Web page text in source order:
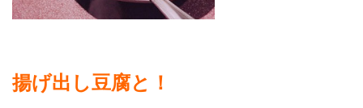
揚げ出し豆腐と！